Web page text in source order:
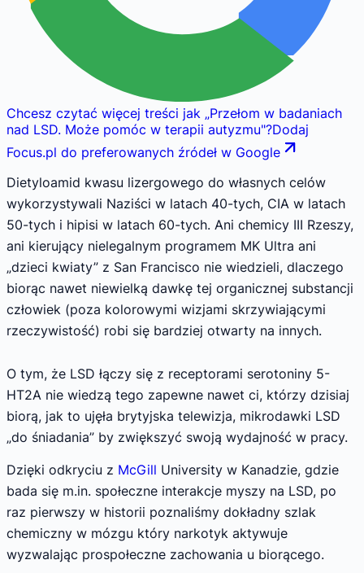
Chcesz czytać więcej treści jak „Przełom w badaniach
nad LSD. Może pomóc w terapii autyzmu"?Dodaj
Focus.pl do preferowanych źródeł w Google
Dietyloamid kwasu lizergowego do własnych celów
wykorzystywali Naziści w latach 40-tych, CIA w latach
50-tych i hipisi w latach 60-tych. Ani chemicy III Rzeszy,
ani kierujący nielegalnym programem MK Ultra ani
„dzieci kwiaty” z San Francisco nie wiedzieli, dlaczego
biorąc nawet niewielką dawkę tej organicznej substancji
człowiek (poza kolorowymi wizjami skrzywiającymi
rzeczywistość) robi się bardziej otwarty na innych.
O tym, że LSD łączy się z receptorami serotoniny 5-
HT2A nie wiedzą tego zapewne nawet ci, którzy dzisiaj
biorą, jak to ujęła brytyjska telewizja, mikrodawki LSD
„do śniadania” by zwiększyć swoją wydajność w pracy.
Dzięki odkryciu z McGill University w Kanadzie, gdzie
bada się m.in. społeczne interakcje myszy na LSD, po
raz pierwszy w historii poznaliśmy dokładny szlak
chemiczny w mózgu który narkotyk aktywuje
wyzwalając prospołeczne zachowania u biorącego.